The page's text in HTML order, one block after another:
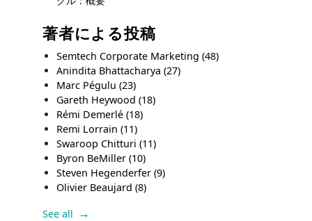
著者による投稿
Semtech Corporate Marketing(48)
Anindita Bhattacharya(27)
Marc Pégulu(23)
Gareth Heywood(18)
Rémi Demerlé(18)
Remi Lorrain(11)
Swaroop Chitturi(11)
Byron BeMiller(10)
Steven Hegenderfer(9)
Olivier Beaujard(8)
See all